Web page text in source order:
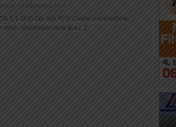
le: 14 septembre 2025
1-1 (0-0) Tab 4à5 FCO Coupe Gambardella
tour) : Neufchâtel cède aux [...]